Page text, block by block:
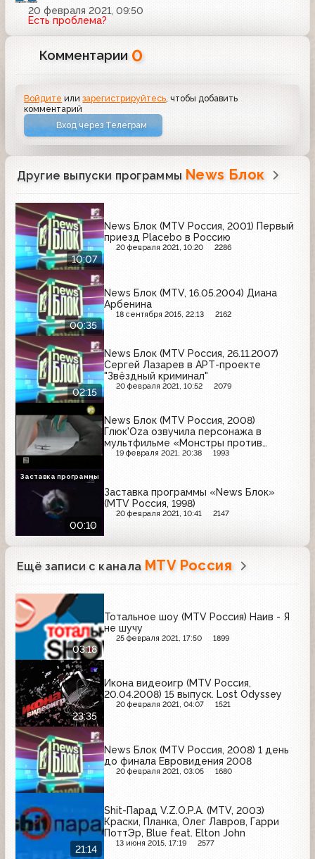
20 февраля 2021, 09:50
Есть проблема?
Комментарии 0
Войдите илизарегистрируйтесь , чтобы добавить
комментарий
Вход через Телеграм
Другие выпуски программы News Блок
10:07
News Блок (MTV Россия, 2001) Первый
приезд Placebo в Россию
20 февраля 2021, 10:20 2286
00:35
News Блок (MTV, 16.05.2004) Диана
Арбенина
18 сентября 2015, 22:13 2162
02:15
News Блок (MTV Россия, 26.11.2007)
Сергей Лазарев в АРТ-проекте
"Звёздный криминал"
20 февраля 2021, 10:52 2079
News Блок (MTV Россия, 2008)
Глюк'Oza озвучила персонажа в
мультфильме «Монстры против
пришельцев»
19 февраля 2021, 20:38 1993
00:10
Заставка программы «News Блок»
(MTV Россия, 1998)
20 февраля 2021, 10:41 2147
Заставка программы
Ещё записи с канала MTV Россия
03:18
Тотальное шоу (MTV Россия) Наив - Я
не шучу
25 февраля 2021, 17:50 1899
23:35
Икона видеоигр (MTV Россия,
20.04.2008) 15 выпуск. Lost Odyssey
20 февраля 2021, 04:07 1521
News Блок (MTV Россия, 2008) 1 день
до финала Евровидения 2008
20 февраля 2021, 03:05 1680
21:14
Shit-Парад V.Z.O.P.A. (MTV, 2003)
Краски, Планка, Олег Лавров, Гарри
ПоттЭр, Blue feat. Elton John
13 июня 2015, 17:19 2577